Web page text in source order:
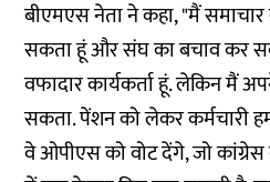
बीएमएस नेता ने कहा, "मैं
सकता हूं और संघ का बचाव कर
वफादार कार्यकर्ता हूं. लेकिन मैं
सकता. पेंशन को लेकर कर्मचारी
वे ओपीएस को वोट देंगे, जो कांग्रेस